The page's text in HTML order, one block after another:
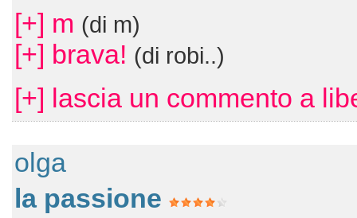
[+] m (di m)
[+] brava! (di robi..)
[+] lascia un commento a
olga
la passione